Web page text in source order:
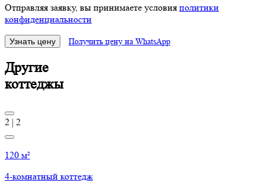
Отправляя заявку, вы принимаете условия политики
конфиденциальности
Узнать цену Получить цену на WhatsApp
Другие
коттеджы
2 | 2
120 м²
4-комнатный коттедж